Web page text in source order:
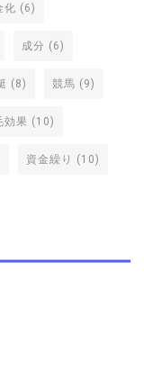
化 (6)
成分 (6)
(8) 競馬 (9)
効果 (10)
資金繰り (10)